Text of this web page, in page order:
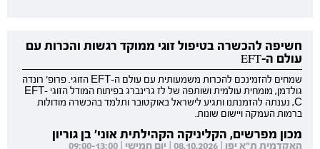
חשיפה להכשרה בטיפול זוגי ממוקד רגשות והכרות עם
עולם ה-EFT
שמחים להזמינכם להכרות משמעותית עם עולם ה-EFT הזוגי. פרופ' רונדה
גולדמן, מומחית עולמית ושותפה של לז גרינברג בפיתוח המודל הזוגי EFT-
C, נענתה להזמנתנו ותגיע לישראל באוקטובר ותלמד בהכשרה מודולות
ברמות העמקה ויישום שונות.
מכון מפרשים, הקליניקה הקהילתית אוני' בן גוריון
האקדמית ת"א יפו | 08.10.2026 | יום חמישי | 09:00-13:00